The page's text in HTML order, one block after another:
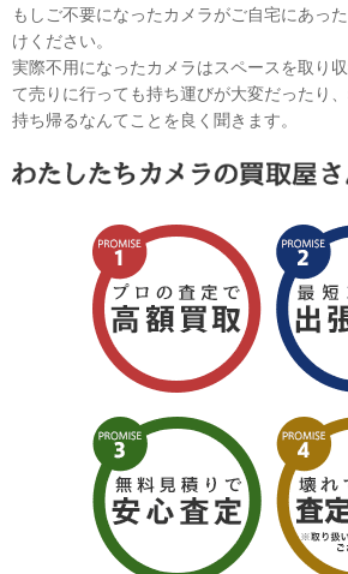
もしご不要になったカメラがご自宅にあっ
けください。
実際不用になったカメラはスペースを取り
て売りに行っても持ち運びが大変だったり
持ち帰るなんてことを良く聞きます。